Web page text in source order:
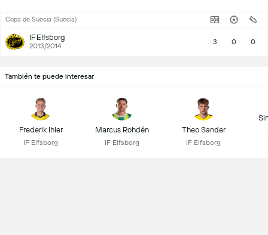
Copa de Suecia (Suecia)
IF Elfsborg
2013/2014 3 0 0
También te puede interesar
Frederik Ihler
IF Elfsborg
Marcus Rohdén
IF Elfsborg
Theo Sander
IF Elfsborg